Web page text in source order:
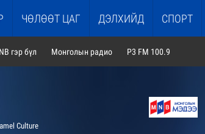
ЧӨЛӨӨТ ЦАГ ДЭЛХИЙД СПОРТ
гэр бүл Монголын радио P3 FM 100.9
Culture